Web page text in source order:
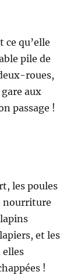
ce qu’elle
pile de
roues,
aux
passage !
les poules
nourriture
et les
elles
!